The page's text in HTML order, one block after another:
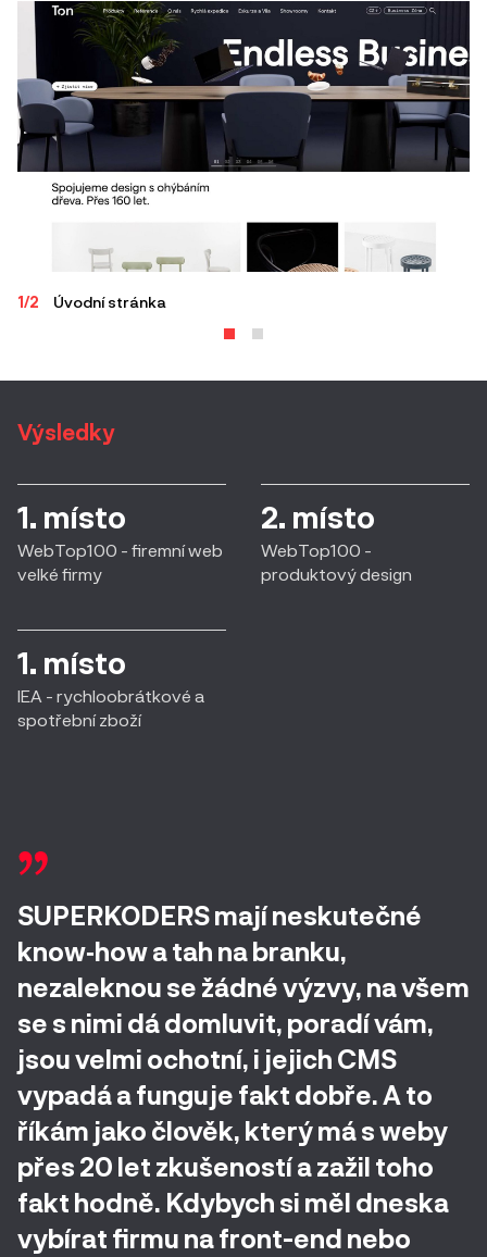
1/2 Úvodní stránka
Výsledky
1. místo
WebTop100 - firemní web
velké firmy
2. místo
WebTop100 -
produktový design
1. místo
IEA - rychloobrátkové a
spotřební zboží
SUPERKODERS mají neskutečné
know‑how a tah na branku,
nezaleknou se žádné výzvy, na všem
se s nimi dá domluvit, poradí vám,
jsou velmi ochotní, i jejich CMS
vypadá a funguje fakt dobře. A to
říkám jako člověk, který má s weby
přes 20 let zkušeností a zažil toho
fakt hodně. Kdybych si měl dneska
vybírat firmu na front-end nebo